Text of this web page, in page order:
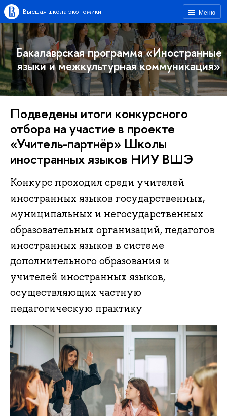
Меню
Высшая школа экономики
Бакалаврская программа «Иностранные
языки и межкультурная коммуникация»
Подведены итоги конкурсного
отбора на участие в проекте
«Учитель-партнёр» Школы
иностранных языков НИУ ВШЭ
Конкурс проходил среди учителей
иностранных языков государственных,
муниципальных и негосударственных
образовательных организаций, педагогов
иностранных языков в системе
дополнительного образования и
учителей иностранных языков,
осуществляющих частную
педагогическую практику